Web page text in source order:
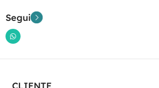
Segui